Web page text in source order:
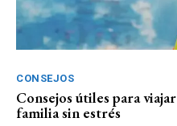
CONSEJOS
Consejos útiles para
familia sin estrés